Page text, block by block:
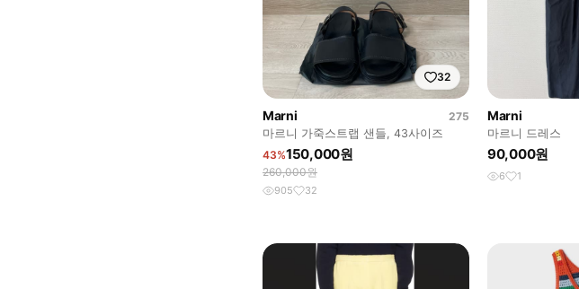
32
Marni
275
마르니 가죽스트랩 샌들, 43사이즈
43%150,000원
260,000원
905 32
Marni
마르니 드레스
90,000원
6 1